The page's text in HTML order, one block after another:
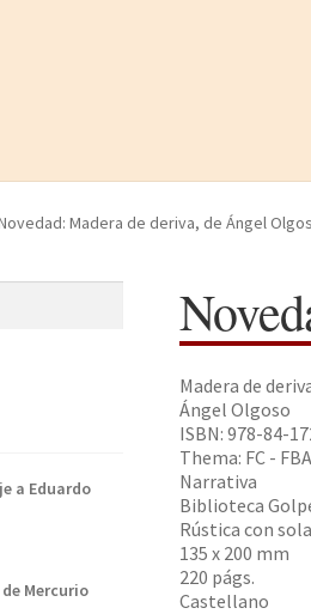
Madera de deriva, de Ángel
Madera de
Ángel Olgoso
ISBN: 978-84-
Thema: FC - FBA
Narrativa
Biblioteca
Rústica con
135 x 200 mm
220 págs.
Castellano
a Eduardo
Mercurio